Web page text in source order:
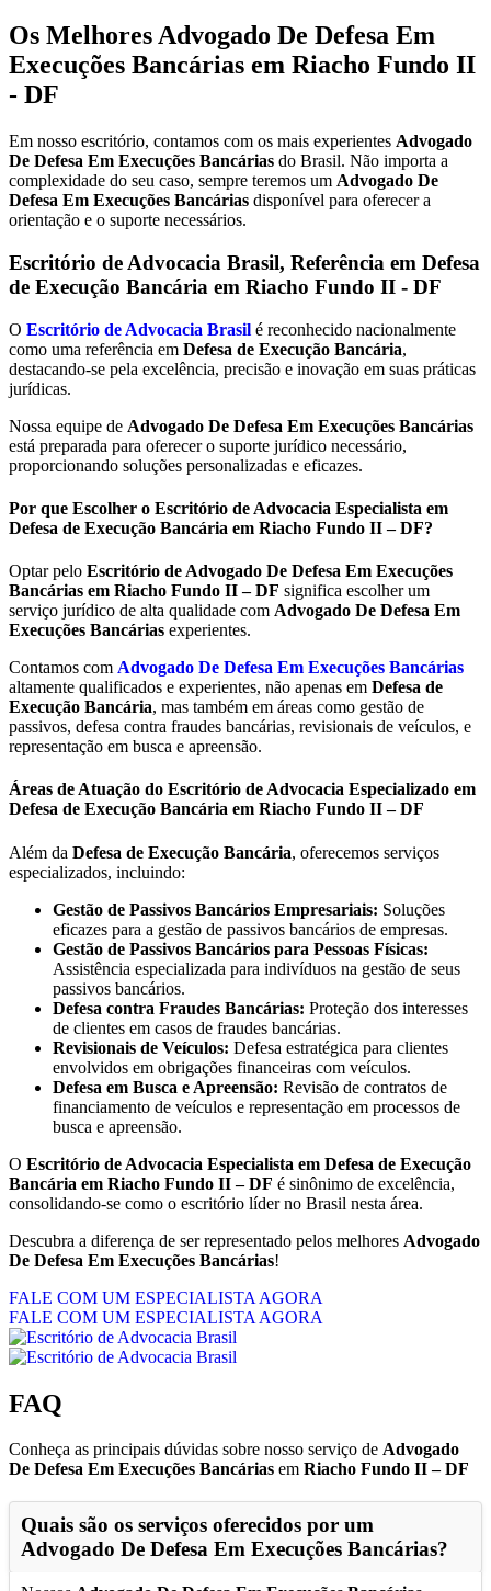
Os Melhores Advogado De Defesa Em
Execuções Bancárias em Riacho Fundo II
- DF
Em nosso escritório, contamos com os mais experientes Advogado
De Defesa Em Execuções Bancárias do Brasil. Não importa a
complexidade do seu caso, sempre teremos um Advogado De
Defesa Em Execuções Bancárias disponível para oferecer a
orientação e o suporte necessários.
Escritório de Advocacia Brasil, Referência em Defesa
de Execução Bancária em Riacho Fundo II - DF
O Escritório de Advocacia Brasil é reconhecido nacionalmente
como uma referência em Defesa de Execução Bancária,
destacando-se pela excelência, precisão e inovação em suas práticas
jurídicas.
Nossa equipe de Advogado De Defesa Em Execuções Bancárias
está preparada para oferecer o suporte jurídico necessário,
proporcionando soluções personalizadas e eficazes.
Por que Escolher o Escritório de Advocacia Especialista em
Defesa de Execução Bancária em Riacho Fundo II – DF?
Optar pelo Escritório de Advogado De Defesa Em Execuções
Bancárias em Riacho Fundo II – DF significa escolher um
serviço jurídico de alta qualidade com Advogado De Defesa Em
Execuções Bancárias experientes.
Contamos com Advogado De Defesa Em Execuções Bancárias
altamente qualificados e experientes, não apenas em Defesa de
Execução Bancária, mas também em áreas como gestão de
passivos, defesa contra fraudes bancárias, revisionais de veículos, e
representação em busca e apreensão.
Áreas de Atuação do Escritório de Advocacia Especializado em
Defesa de Execução Bancária em Riacho Fundo II – DF
Além da Defesa de Execução Bancária, oferecemos serviços
especializados, incluindo:
Gestão de Passivos Bancários Empresariais: Soluções
eficazes para a gestão de passivos bancários de empresas.
Gestão de Passivos Bancários para Pessoas Físicas:
Assistência especializada para indivíduos na gestão de seus
passivos bancários.
Defesa contra Fraudes Bancárias: Proteção dos interesses
de clientes em casos de fraudes bancárias.
Revisionais de Veículos: Defesa estratégica para clientes
envolvidos em obrigações financeiras com veículos.
Defesa em Busca e Apreensão: Revisão de contratos de
financiamento de veículos e representação em processos de
busca e apreensão.
O Escritório de Advocacia Especialista em Defesa de Execução
Bancária em Riacho Fundo II – DF é sinônimo de excelência,
consolidando-se como o escritório líder no Brasil nesta área.
Descubra a diferença de ser representado pelos melhores Advogado
De Defesa Em Execuções Bancárias!
FALE COM UM ESPECIALISTA AGORA
FALE COM UM ESPECIALISTA AGORA
FAQ
Conheça as principais dúvidas sobre nosso serviço de Advogado
De Defesa Em Execuções Bancárias em Riacho Fundo II – DF
Quais são os serviços oferecidos por um
Advogado De Defesa Em Execuções Bancárias?